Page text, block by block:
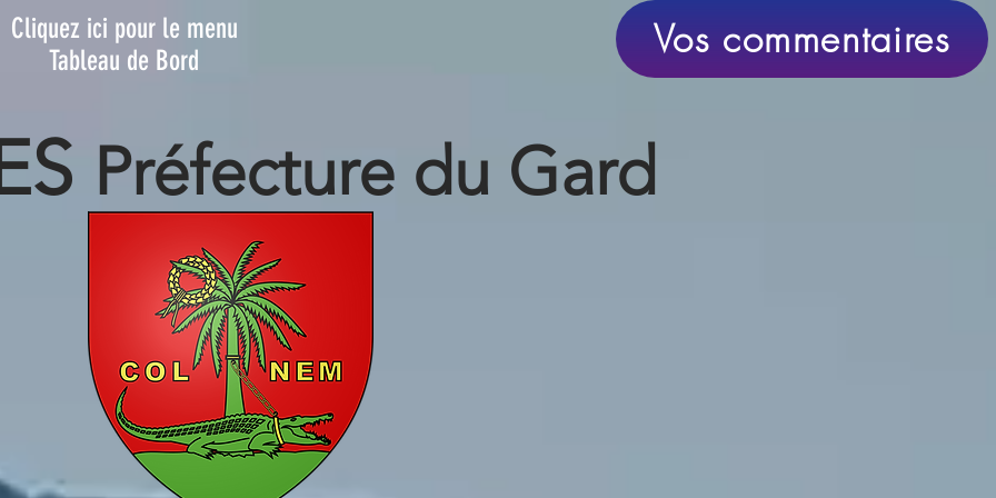
Cliquez ici pour le menu
Tableau de Bord
Vos commentaires
Préfecture du Gard